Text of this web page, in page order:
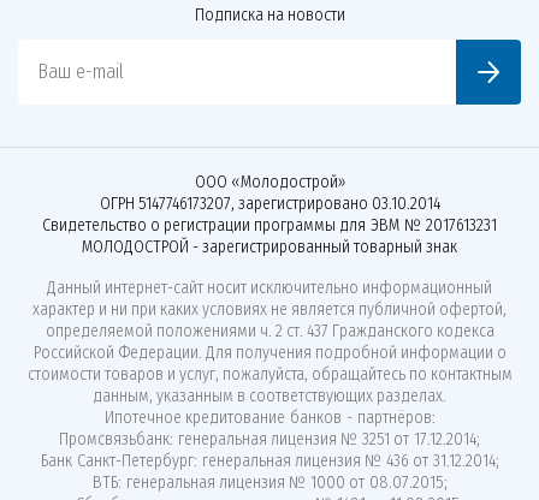
Подписка на новости
Ваш e-mail
ООО «Молодострой»
ОГРН 5147746173207, зарегистрировано 03.10.2014
Свидетельство о регистрации программы для ЭВМ № 2017613231
МОЛОДОСТРОЙ - зарегистрированный товарный знак
Данный интернет-сайт носит исключительно информационный
характер и ни при каких условиях не является публичной офертой,
определяемой положениями ч. 2 ст. 437 Гражданского кодекса
Российской Федерации. Для получения подробной информации о
стоимости товаров и услуг, пожалуйста, обращайтесь по контактным
данным, указанным в соответствующих разделах.
Ипотечное кредитование банков - партнёров:
Промсвязьбанк: генеральная лицензия № 3251 от 17.12.2014;
Банк Санкт-Петербург: генеральная лицензия № 436 от 31.12.2014;
ВТБ: генеральная лицензия № 1000 от 08.07.2015;